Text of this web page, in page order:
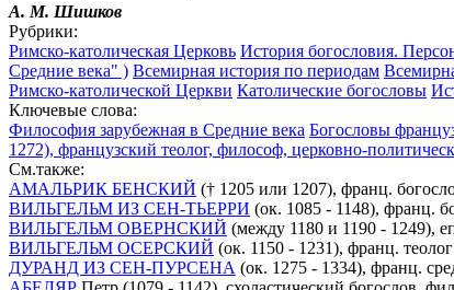
А. М. Шишков
Рубрики:
Римско-католическая Церковь История богословия.
Средние века" ) Всемирная история по периодам
Римско-католической Церкви Католические богословы
Ключевые слова:
Философия зарубежная в Средние века Богословы
1272), французский теолог, философ, церковно-
См.также:
АМАЛЬРИК БЕНСКИЙ († 1205 или 1207), франц.
ВИЛЬГЕЛЬМ ИЗ СЕН-ТЬЕРРИ (ок. 1085 - 1148), франц.
ВИЛЬГЕЛЬМ ОВЕРНСКИЙ (между 1180 и 1190 - 1249),
ВИЛЬГЕЛЬМ ОСЕРСКИЙ (ок. 1150 - 1231), франц.
ДУРАНД ИЗ СЕН-ПУРСЕНА (ок. 1275 - 1334), франц.